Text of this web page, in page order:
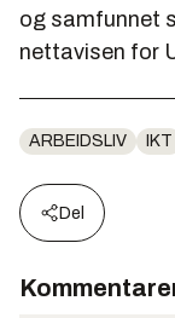
og samfunnet
nettavisen for
ARBEIDSLIV IKT
Del